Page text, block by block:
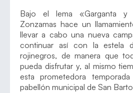
Bajo el lema «Garganta
Zonzamas hace un
llevar a cabo una nueva
continuar así con la estela
rojinegros, de manera que
pueda disfrutar y, al mismo
esta prometedora
pabellón municipal de San